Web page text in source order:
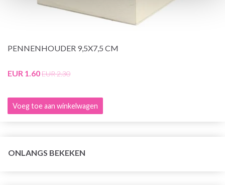
PENNENHOUDER 9,5X7,5 CM
EUR 1.60EUR 2.30
Voeg toe aan winkelwagen
ONLANGS BEKEKEN